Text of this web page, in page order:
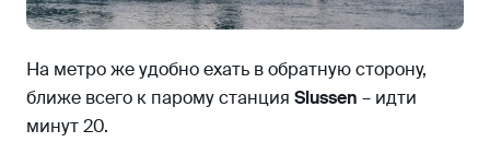
На метро же удобно ехать в обратную сторону,
ближе всего к парому станция Slussen – идти
минут 20.